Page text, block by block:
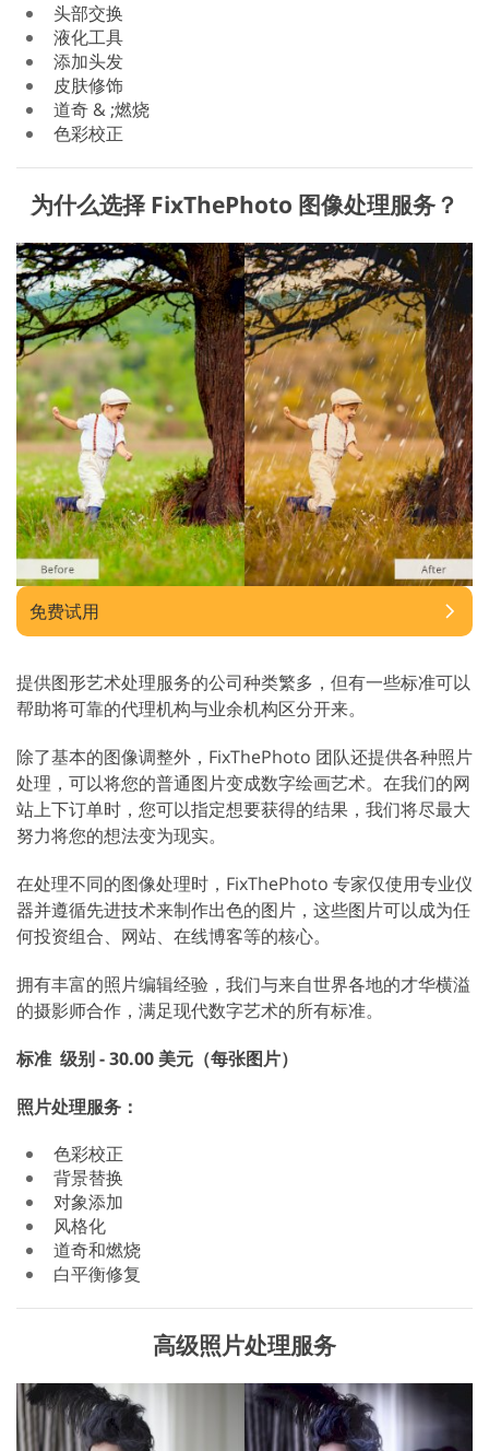
头部交换
液化工具
添加头发
皮肤修饰
道奇 & ;燃烧
色彩校正
为什么选择 FixThePhoto 图像处理服务？
免费试用
提供图形艺术处理服务的公司种类繁多，但有一些标准可以
帮助将可靠的代理机构与业余机构区分开来。
除了基本的图像调整外，FixThePhoto 团队还提供各种照片
处理，可以将您的普通图片变成数字绘画艺术。在我们的网
站上下订单时，您可以指定想要获得的结果，我们将尽最大
努力将您的想法变为现实。
在处理不同的图像处理时，FixThePhoto 专家仅使用专业仪
器并遵循先进技术来制作出色的图片，这些图片可以成为任
何投资组合、网站、在线博客等的核心。
拥有丰富的照片编辑经验，我们与来自世界各地的才华横溢
的摄影师合作，满足现代数字艺术的所有标准。
标准 级别 - 30.00 美元（每张图片）
照片处理服务：
色彩校正
背景替换
对象添加
风格化
道奇和燃烧
白平衡修复
高级照片处理服务